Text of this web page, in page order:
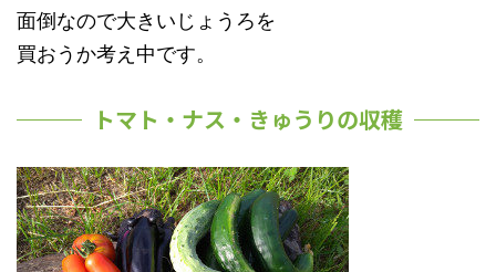
面倒なので大きいじょうろを
買おうか考え中です。
トマト・ナス・きゅうりの収穫